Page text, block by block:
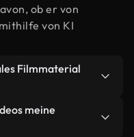
ob er von
von KI
Filmmaterial
Hybridbibliothek
meine